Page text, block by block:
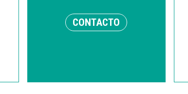
CONTACTO